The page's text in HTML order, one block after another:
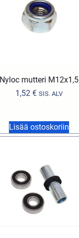
Nyloc mutteri M12x1,5
1,52 € SIS. ALV
Lisää ostoskoriin